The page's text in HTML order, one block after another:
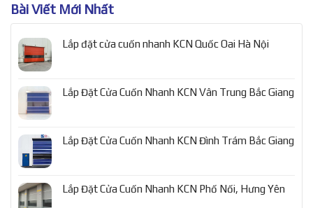
Bài Viết Mới Nhất
Lắp đặt cửa cuốn nhanh KCN Quốc Oai Hà Nội
Lắp Đặt Cửa Cuốn Nhanh KCN Vân Trung Bắc Giang
Lắp Đặt Cửa Cuốn Nhanh KCN Đình Trám Bắc Giang
Lắp Đặt Cửa Cuốn Nhanh KCN Phố Nối, Hưng Yên